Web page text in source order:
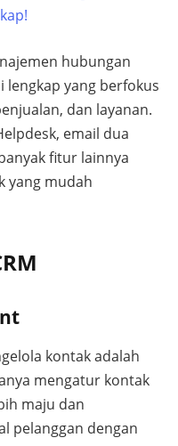
hubungan
lengkap yang berfokus
dan layanan.
email dua
fitur lainnya
yang mudah
kontak adalah
mengatur kontak
maju dan
pelanggan dengan